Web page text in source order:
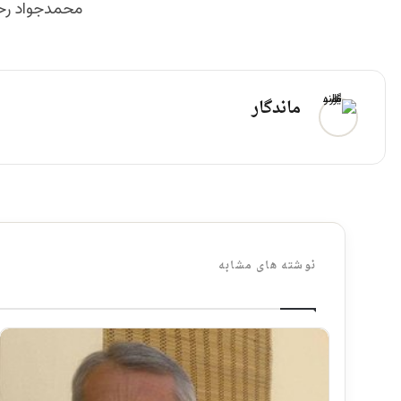
محمدجواد
ماندگار
نوشته های مشابه